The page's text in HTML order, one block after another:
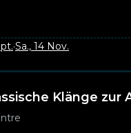
·Sa., 14 Nov.
Klänge zur